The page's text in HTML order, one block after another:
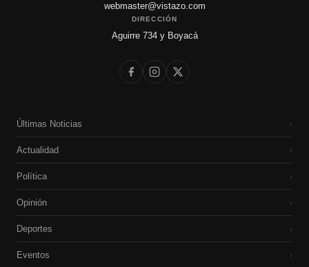
webmaster@vistazo.com
DIRECCIÓN
Aguirre 734 y Boyacá
Últimas Noticias ›
Actualidad ›
Política ›
Opinión ›
Deportes ›
Eventos ›